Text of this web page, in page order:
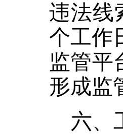
违法线
个工作
监管平
形成监
六、